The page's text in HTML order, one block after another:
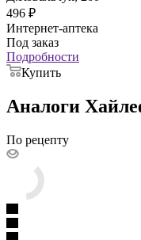
496 ₽
Интернет-аптека
Под заказ
Подробности
Купить
Аналоги
По рецепту